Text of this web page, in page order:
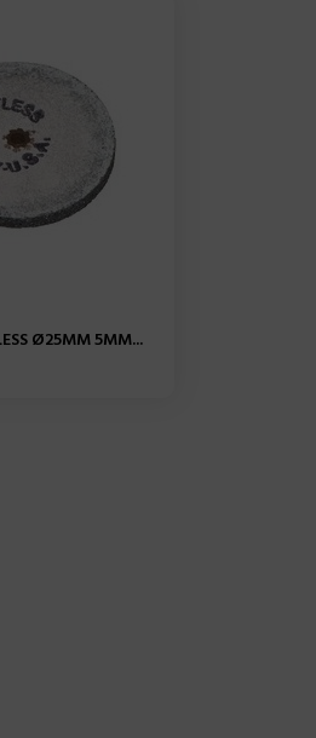
Ø25MM 5MM...